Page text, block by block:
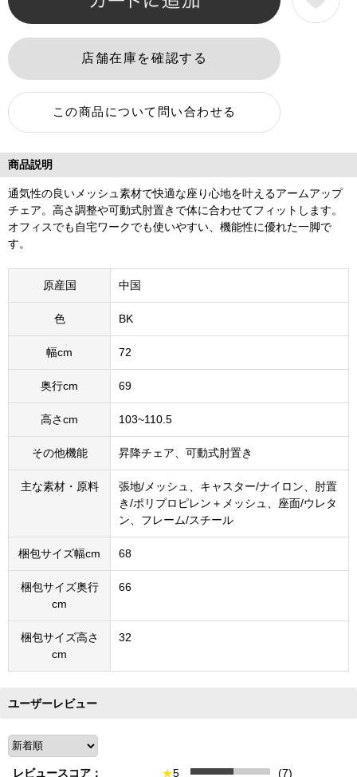
商品説明
通気性の良いメッシュ素材で快適な座り心地を叶えるアームアップ
チェア。高さ調整や可動式肘置きで体に合わせてフィットします。
オフィスでも自宅ワークでも使いやすい、機能性に優れた一脚で
す。
原産国 中国
色 BK
幅cm 72
奥行cm 69
高さcm 103~110.5
その他機能 昇降チェア、可動式肘置き
主な素材・原料
張地/メッシュ、キャスター/ナイロン、肘置
き/ポリプロピレン＋メッシュ、座面/ウレタ
ン、フレーム/スチール
梱包サイズ幅cm 68
梱包サイズ奥行
cm
66
梱包サイズ高さ
cm
32
ユーザーレビュー
レビュースコア： ★5 (7)